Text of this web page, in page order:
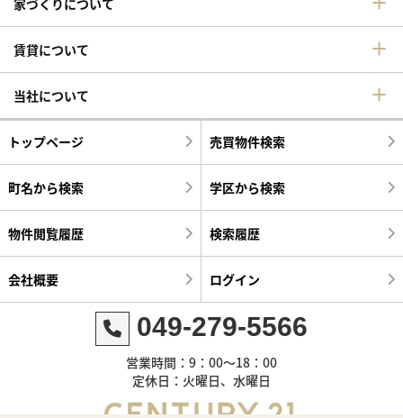
賃貸について
当社について
トップページ 売買物件検索
町名から検索 学区から検索
物件閲覧履歴 検索履歴
会社概要 ログイン
049-279-5566
営業時間：9：00～18：00
定休日：火曜日、水曜日